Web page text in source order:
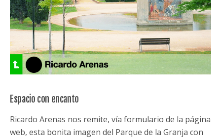
Espacio con encanto
Ricardo Arenas nos remite, vía formulario de la página
web, esta bonita imagen del Parque de la Granja con